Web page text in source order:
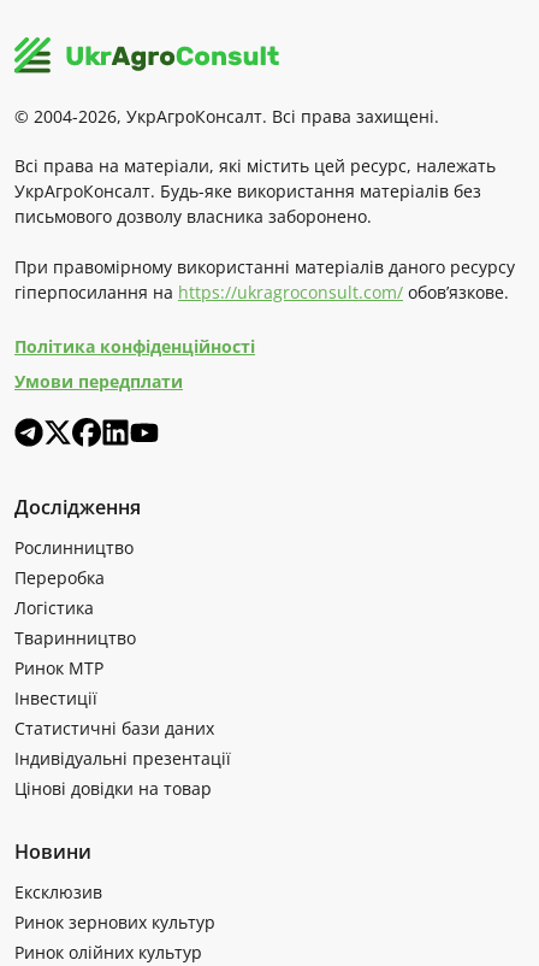
© 2004-2026, УкрАгроКонсалт. Всі права захищені.
Всі права на матеріали, які містить цей ресурс, належать
УкрАгроКонсалт. Будь-яке використання матеріалів без
письмового дозволу власника заборонено.
При правомірному використанні матеріалів даного ресурсу
гіперпосилання на https://ukragroconsult.com/ обов’язкове.
Політика конфіденційності
Умови передплати
Дослідження
Рослинництво
Переробка
Логістика
Тваринництво
Ринок МТР
Інвестиції
Статистичні бази даних
Індивідуальні презентації
Цінові довідки на товар
Новини
Ексклюзив
Ринок зернових культур
Ринок олійних культур